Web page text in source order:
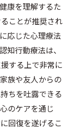
康を理解するた
ことが推奨され
応じた心理療法
知行動療法は、
する上で非常に
族や友人からの
ちを吐露できる
のケアを通じ
回復を遂げるこ